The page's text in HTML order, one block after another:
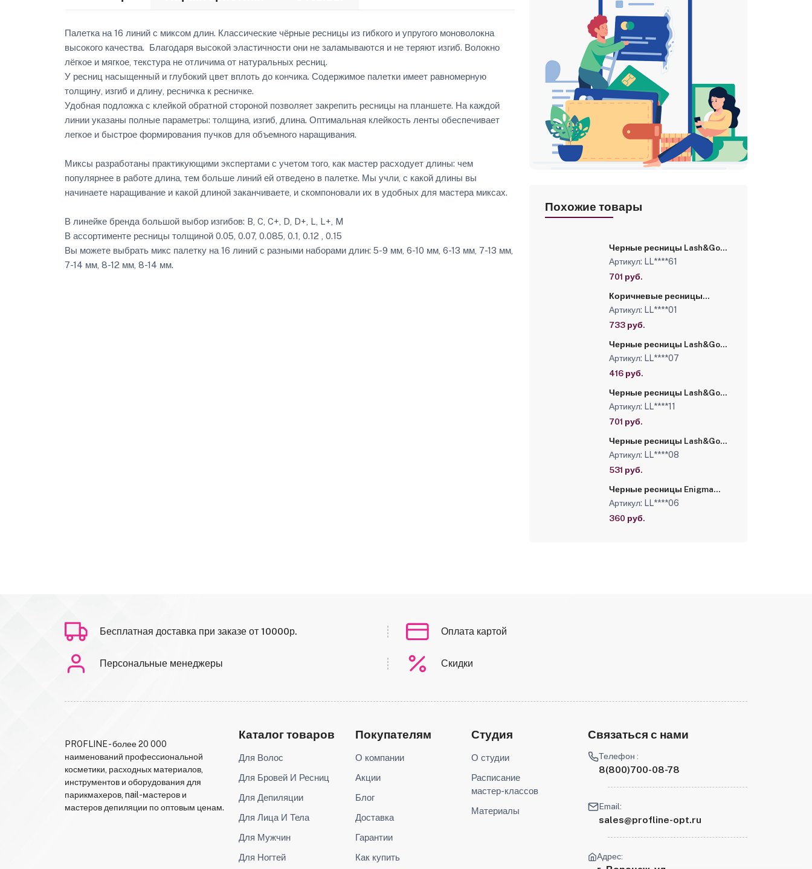
Палетка на 16 линий с миксом длин. Классические чёрные ресницы из гибкого и упругого моноволокна
высокого качества. Благодаря высокой эластичности они не заламываются и не теряют изгиб. Волокно
лёгкое и мягкое, текстура не отличима от натуральных ресниц.
У ресниц насыщенный и глубокий цвет вплоть до кончика. Содержимое палетки имеет равномерную
толщину, изгиб и длину, ресничка к ресничке.
Удобная подложка с клейкой обратной стороной позволяет закрепить ресницы на планшете. На каждой
линии указаны полные параметры: толщина, изгиб, длина. Оптимальная клейкость ленты обеспечивает
легкое и быстрое формирования пучков для объемного наращивания.
Миксы разработаны практикующими экспертами с учетом того, как мастер расходует длины: чем
популярнее в работе длина, тем больше линий ей отведено в палетке. Мы учли, с какой длины вы
начинаете наращивание и какой длиной заканчиваете, и скомпоновали их в удобных для мастера миксах.
В линейке бренда большой выбор изгибов: B, C, C+, D, D+, L, L+, M
В ассортименте ресницы толщиной 0.05, 0.07, 0.085, 0.1, 0.12 , 0.15
Вы можете выбрать микс палетку на 16 линий с разными наборами длин: 5-9 мм, 6-10 мм, 6-13 мм, 7-13 мм,
7-14 мм, 8-12 мм, 8-14 мм.
Похожие товары
Черные ресницы Lash&Go
0,10/D+/13 mm (16 линий)
Артикул: LL****61
701 руб.
Коричневые ресницы
Lash&Go микс 0,07/C/7-14
mm "Эспрессо" (16 линий)
Артикул: LL****01
733 руб.
Черные ресницы Lash&Go
микс 0,10/C/7-12 mm (6
линий)
Артикул: LL****07
416 руб.
Черные ресницы Lash&Go
0,10/D/8 mm (16 линий)
Артикул: LL****11
701 руб.
Черные ресницы Lash&Go
0,07/C/13 mm (16 линий)
Артикул: LL****08
531 руб.
Черные ресницы Enigma
микс 0,12/C/13-16 mm (6
линий)
Артикул: LL****06
360 руб.
Бесплатная доставка при заказе от 10000р. Оплата картой
Персональные менеджеры Скидки
PROFLINE - более 20 000
наименований профессиональной
косметики, расходных материалов,
инструментов и оборудования для
парикмахеров, nail-мастеров и
мастеров депиляции по оптовым ценам.
Каталог товаров
Для Волос
Для Бровей И Ресниц
Для Депиляции
Для Лица И Тела
Для Мужчин
Для Ногтей
Покупателям
О компании
Акции
Блог
Доставка
Гарантии
Как купить
Студия
О студии
Расписание
мастер-классов
Материалы
Связаться с нами
Телефон :
8(800)700-08-78
Email:
sales@profline-opt.ru
Адрес: